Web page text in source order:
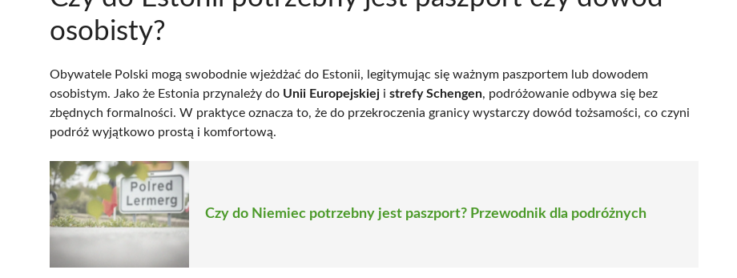
osobisty?
Obywatele Polski mogą swobodnie wjeżdżać do Estonii, legitymując się ważnym paszportem lub dowodem
osobistym. Jako że Estonia przynależy do Unii Europejskiej i strefy Schengen, podróżowanie odbywa się bez
zbędnych formalności. W praktyce oznacza to, że do przekroczenia granicy wystarczy dowód tożsamości, co czyni
podróż wyjątkowo prostą i komfortową.
Czy do Niemiec potrzebny jest paszport? Przewodnik dla podróżnych